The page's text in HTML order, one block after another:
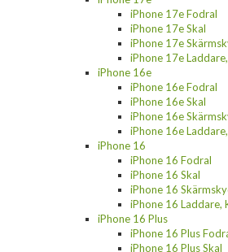
iPhone 17e Fodral
iPhone 17e Skal
iPhone 17e
iPhone 17e
iPhone 16e
iPhone 16e Fodral
iPhone 16e Skal
iPhone 16e
iPhone 16e
iPhone 16
iPhone 16 Fodral
iPhone 16 Skal
iPhone 16
iPhone 16 Laddare,
iPhone 16 Plus
iPhone 16 Plus
iPhone 16 Plus Skal